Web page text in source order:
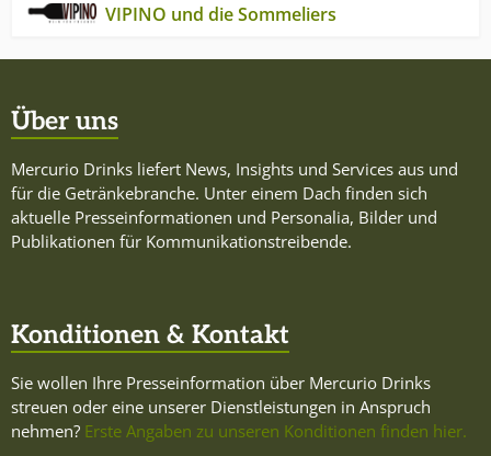
VIPINO und die Sommeliers
Über uns
Mercurio Drinks liefert News, Insights und Services aus und
für die Getränkebranche. Unter einem Dach finden sich
aktuelle Presseinformationen und Personalia, Bilder und
Publikationen für Kommunikationstreibende.
Konditionen & Kontakt
Sie wollen Ihre Presseinformation über Mercurio Drinks
streuen oder eine unserer Dienstleistungen in Anspruch
nehmen? Erste Angaben zu unseren Konditionen finden hier.